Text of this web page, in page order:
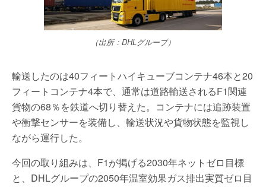
（出所：DHLグループ）
輸送したのは40フィートハイキューブコンテナ46本と20
フィートコンテナ4本で、通常は道路輸送されるF1関連
貨物の68％を鉄道へ切り替えた。コンテナには追跡装置
や衝撃センサーを装備し、輸送状況や貨物状態を監視し
ながら運行した。
今回の取り組みは、F1が掲げる2030年ネットゼロ目標
と、DHLグループの2050年温室効果ガス排出実質ゼロ目